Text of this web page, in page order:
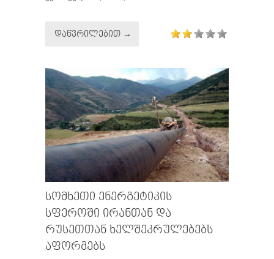
ᲓᲐᲬᲕᲠᲘᲚᲔᲑᲘᲗ →
ᲡᲝᲛᲮᲔᲗᲘ ᲔᲜᲔᲠᲒᲔᲢᲘᲙᲘᲡ
ᲡᲤᲔᲠᲝᲨᲘ ᲘᲠᲐᲜᲗᲐᲜ ᲓᲐ
ᲠᲣᲡᲔᲗᲗᲐᲜ ᲮᲔᲚᲨᲔᲙᲠᲣᲚᲔᲑᲔᲑᲡ
ᲐᲤᲝᲠᲛᲔᲑᲡ